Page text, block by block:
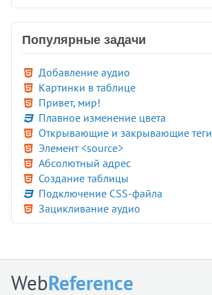
Популярные задачи
Добавление аудио
Картинки в таблице
Привет, мир!
Плавное изменение цвета
Открывающие и закрывающие теги
Элемент <source>
Абсолютный адрес
Создание таблицы
Подключение CSS-файла
Зацикливание аудио
WebReference